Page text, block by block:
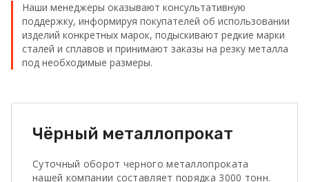
Наши менеджеры оказывают консультативную
поддержку, информируя покупателей об использовании
изделий конкретных марок, подыскивают редкие марки
сталей и сплавов и принимают заказы на резку металла
под необходимые размеры.
Чёрный металлопрокат
Суточный оборот черного металлопроката
нашей компании составляет порядка 3000 тонн.